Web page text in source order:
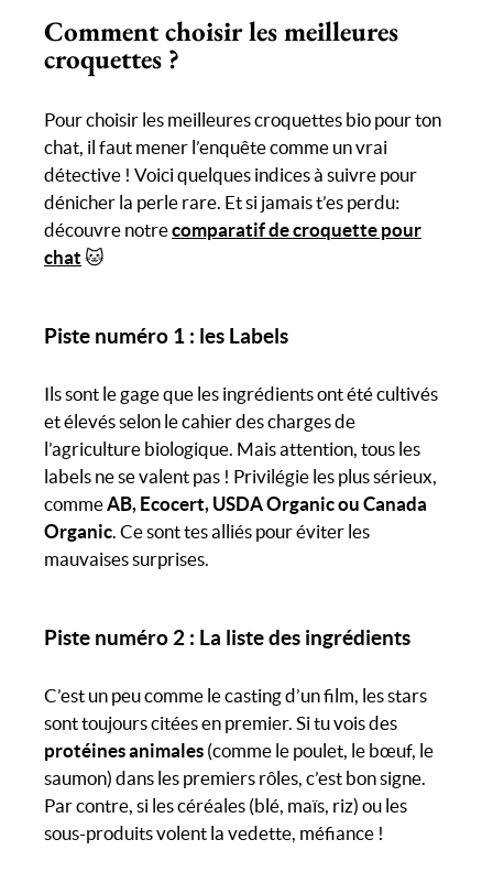
Comment choisir les meilleures
croquettes ?
Pour choisir les meilleures croquettes bio pour ton
chat, il faut mener l’enquête comme un vrai
détective ! Voici quelques indices à suivre pour
dénicher la perle rare. Et si jamais t’es perdu:
découvre notrecomparatif de croquette pour
chat 🐱
Piste numéro 1 : les Labels
Ils sont le gage que les ingrédients ont été cultivés
et élevés selon le cahier des charges de
l’agriculture biologique. Mais attention, tous les
labels ne se valent pas ! Privilégie les plus sérieux,
commeAB, Ecocert, USDA Organic ou Canada
Organic. Ce sont tes alliés pour éviter les
mauvaises surprises.
Piste numéro 2 : La liste des ingrédients
C’est un peu comme le casting d’un film, les stars
sont toujours citées en premier. Si tu vois des
protéines animales (comme le poulet, le bœuf, le
saumon) dans les premiers rôles, c’est bon signe.
Par contre, si les céréales (blé, maïs, riz) ou les
sous-produits volent la vedette, méfiance !